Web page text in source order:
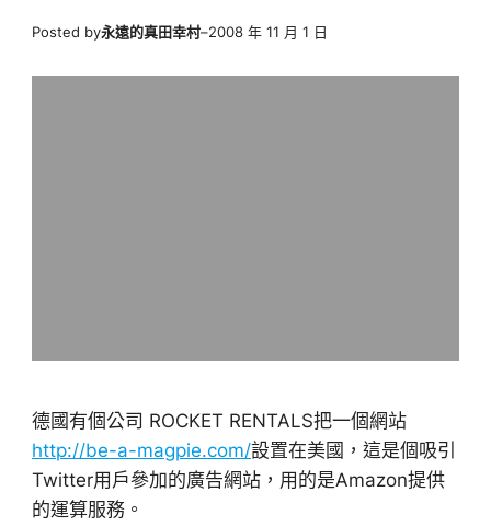
Posted by永遠的真田幸村–2008 年 11 月 1 日
德國有個公司 ROCKET RENTALS把一個網站
http://be-a-magpie.com/設置在美國，這是個吸引
Twitter用戶參加的廣告網站，用的是Amazon提供
的運算服務。